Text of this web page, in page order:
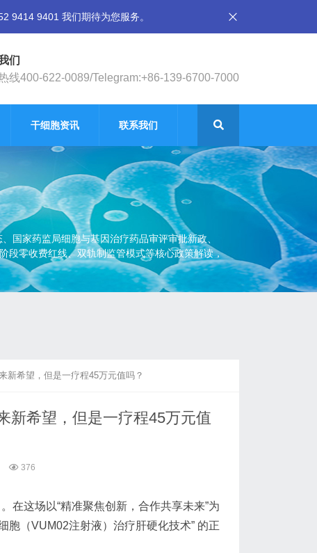
9414 9401 我们期待为您服务。
们
线400-622-0089/Telegram:+86-139-6700-7000
干细胞资讯 联系我们
国家药监局细胞与基因治疗药品审评审批新政、
段零收费红线、双轨制监管模式等核心政策解读，
新希望，但是一疗程45万元值吗？
新希望，但是一疗程45万元值
376
。在这场以“精准聚焦创新，合作共享未来”为
胞（VUM02注射液）治疗肝硬化技术” 的正